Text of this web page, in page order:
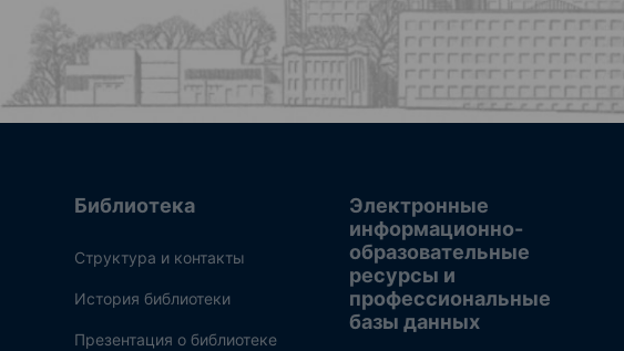
Библиотека
Структура и контакты
История библиотеки
Презентация о библиотеке
Электронные
информационно-
образовательные
ресурсы и
профессиональные
базы данных